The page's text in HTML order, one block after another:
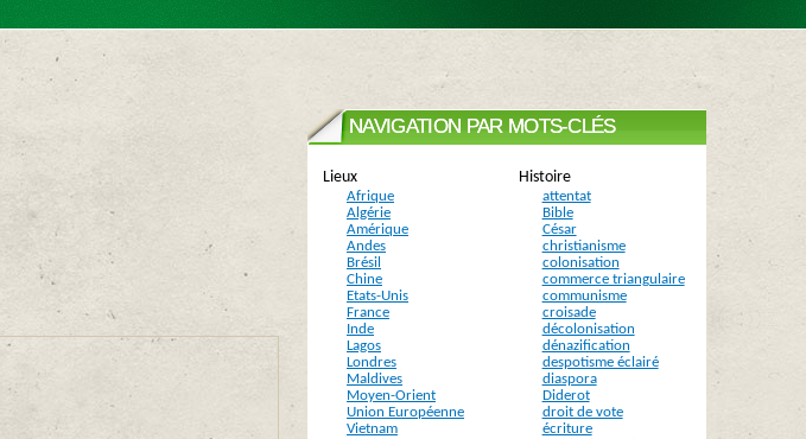
NAVIGATION PAR MOTS-CLÉS
Lieux
Afrique
Algérie
Amérique
Andes
Brésil
Chine
Etats-Unis
France
Inde
Lagos
Londres
Maldives
Moyen-Orient
Union Européenne
Vietnam
Histoire
attentat
Bible
César
christianisme
colonisation
commerce triangulaire
communisme
croisade
décolonisation
dénazification
despotisme éclairé
diaspora
Diderot
droit de vote
écriture